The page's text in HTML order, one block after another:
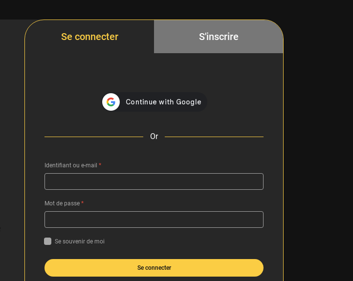
Se connecter S'inscrire
Or
Identifiant ou e-mail *
Mot de passe *
Se souvenir de moi
Se connecter